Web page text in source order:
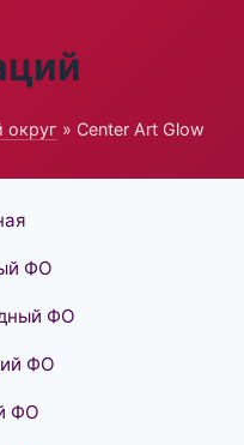
» Center Art Glow
ФО
ФО
ФО
ФО